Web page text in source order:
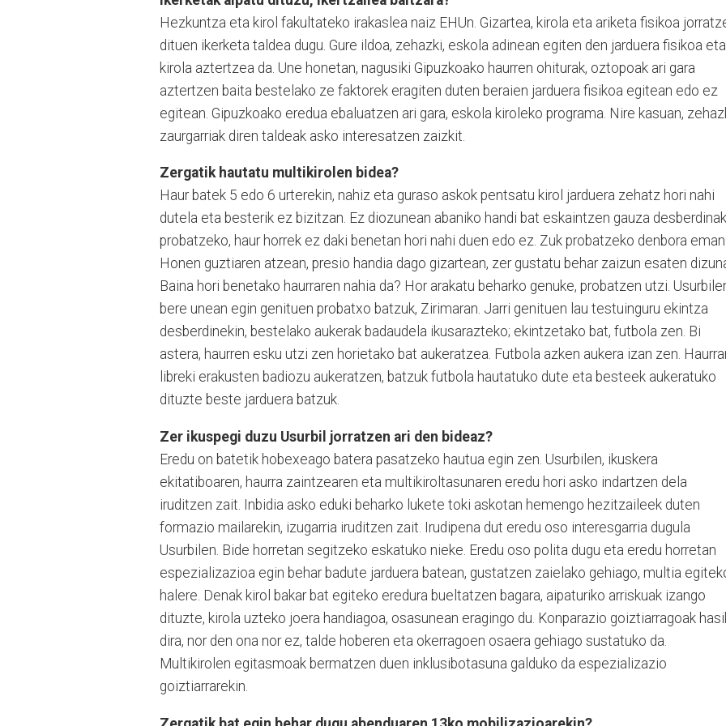
Hezkuntza eta kirol fakultateko irakaslea naiz EHUn. Gizartea, kirola eta ariketa fisikoa
dituen ikerketa taldea dugu. Gure ildoa, zehazki, eskola adinean egiten den jarduera fisikoa eta
kirola aztertzea da. Une honetan, nagusiki Gipuzkoako haurren ohiturak, oztopoak ari gara
aztertzen baita bestelako ze faktorek eragiten duten beraien jarduera fisikoa egitean edo ez
egitean. Gipuzkoako eredua ebaluatzen ari gara, eskola kiroleko programa. Nire kasuan,
zaurgarriak diren taldeak asko interesatzen zaizkit.
Zergatik hautatu multikirolen bidea?
Haur batek 5 edo 6 urterekin, nahiz eta guraso askok pentsatu kirol jarduera zehatz hori nahi
dutela eta besterik ez bizitzan. Ez diozunean abaniko handi bat eskaintzen gauza desberdinak
probatzeko, haur horrek ez daki benetan hori nahi duen edo ez. Zuk probatzeko denbora
Honen guztiaren atzean, presio handia dago gizartean, zer gustatu behar zaizun esaten
Baina hori benetako haurraren nahia da? Hor arakatu beharko genuke, probatzen utzi.
bere unean egin genituen probatxo batzuk, Zirimaran. Jarri genituen lau testuinguru ekintza
desberdinekin, bestelako aukerak badaudela ikusarazteko; ekintzetako bat, futbola zen. Bi
astera, haurren esku utzi zen horietako bat aukeratzea. Futbola azken aukera izan zen.
libreki erakusten badiozu aukeratzen, batzuk futbola hautatuko dute eta besteek aukeratuko
dituzte beste jarduera batzuk.
Zer ikuspegi duzu Usurbil jorratzen ari den bideaz?
Eredu on batetik hobexeago batera pasatzeko hautua egin zen. Usurbilen, ikuskera
ekitatiboaren, haurra zaintzearen eta multikiroltasunaren eredu hori asko indartzen dela
iruditzen zait. Inbidia asko eduki beharko lukete toki askotan hemengo hezitzaileek duten
formazio mailarekin, izugarria iruditzen zait. Irudipena dut eredu oso interesgarria dugula
Usurbilen. Bide horretan segitzeko eskatuko nieke. Eredu oso polita dugu eta eredu horretan
espezializazioa egin behar badute jarduera batean, gustatzen zaielako gehiago, multia
halere. Denak kirol bakar bat egiteko eredura bueltatzen bagara, aipaturiko arriskuak izango
dituzte, kirola uzteko joera handiagoa, osasunean eragingo du. Konparazio goiztiarragoak
dira, nor den ona nor ez, talde hoberen eta okerragoen osaera gehiago sustatuko da.
Multikirolen egitasmoak bermatzen duen inklusibotasuna galduko da espezializazio
goiztiarrarekin.